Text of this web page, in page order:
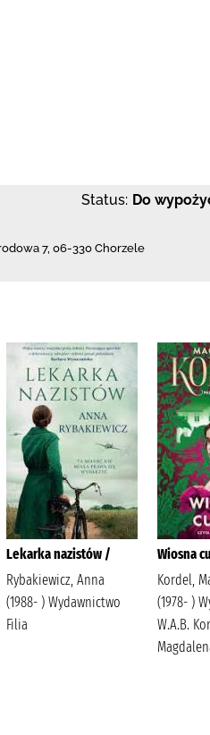
Status: Do
7, 06-330 Chorzele
Lekarka nazistów /
Rybakiewicz, Anna
(1988- ) Wydawnictwo
Filia
Wiosna
Kordel,
(1978- )
W.A.B.